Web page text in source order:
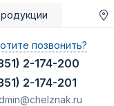
позвонить?
2-174-200
2-174-201